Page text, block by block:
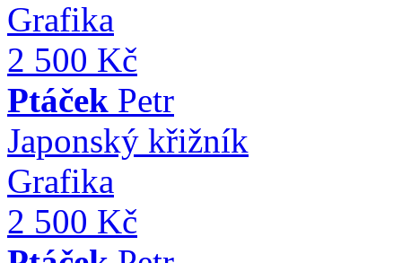
Grafika
2 500 Kč
Ptáček Petr
Japonský křižník
Grafika
2 500 Kč